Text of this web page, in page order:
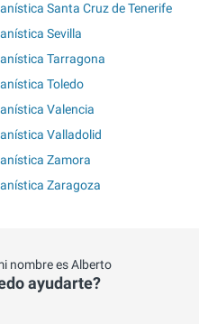
Santa Cruz de Tenerife
Sevilla
Tarragona
Toledo
Valencia
Valladolid
Zamora
Zaragoza
nombre es Alberto
ayudarte?